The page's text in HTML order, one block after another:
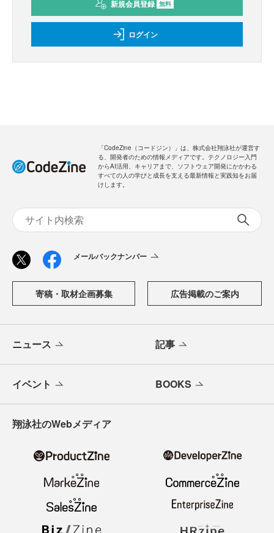
新規会員登録 無料
ログイン
からAI活用、キャリアまで、ソフトウェア開発にかかわる
すべての人の学びと成長を支える最新情報と実践知をお届
ニュース 記事
イベント BOOKS